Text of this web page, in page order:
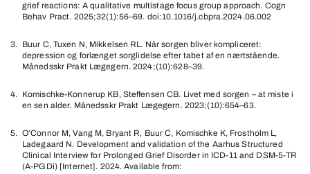
grief reactions: A qualitative multistage focus group approach. Cogn
Behav Pract. 2025;32(1):56–69. doi:10.1016/j.cbpra.2024.06.002
Buur C, Tuxen N, Mikkelsen RL. Når sorgen bliver kompliceret:
depression og forlænget sorglidelse efter tabet af en nærtstående.
Månedsskr Prakt Lægegern. 2024;(10):628–39.
Komischke-Konnerup KB, Steffensen CB. Livet med sorgen – at miste i
en sen alder. Månedsskr Prakt Lægegern. 2023;(10):654–63.
O’Connor M, Vang M, Bryant R, Buur C, Komischke K, Frostholm L,
Ladegaard N. Development and validation of the Aarhus Structured
Clinical Interview for Prolonged Grief Disorder in ICD-11 and DSM-5-TR
(A-PGDi) [Internet]. 2024. Available from: